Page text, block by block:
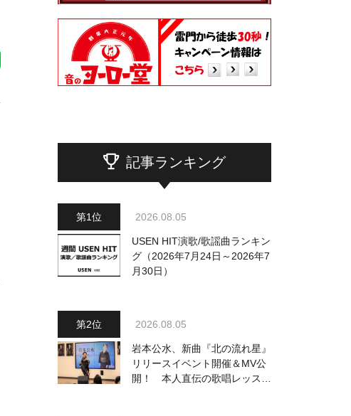
記事ランキング
2026.08.05
USEN HIT演歌/歌謡曲ランキン
グ（2026年7月24日～2026年7
月30日）
2026.08.05
岩本公水、新曲『北の流れ星』
リリースイベント開催＆MV公
開！ 本人直伝の歌唱レッスン